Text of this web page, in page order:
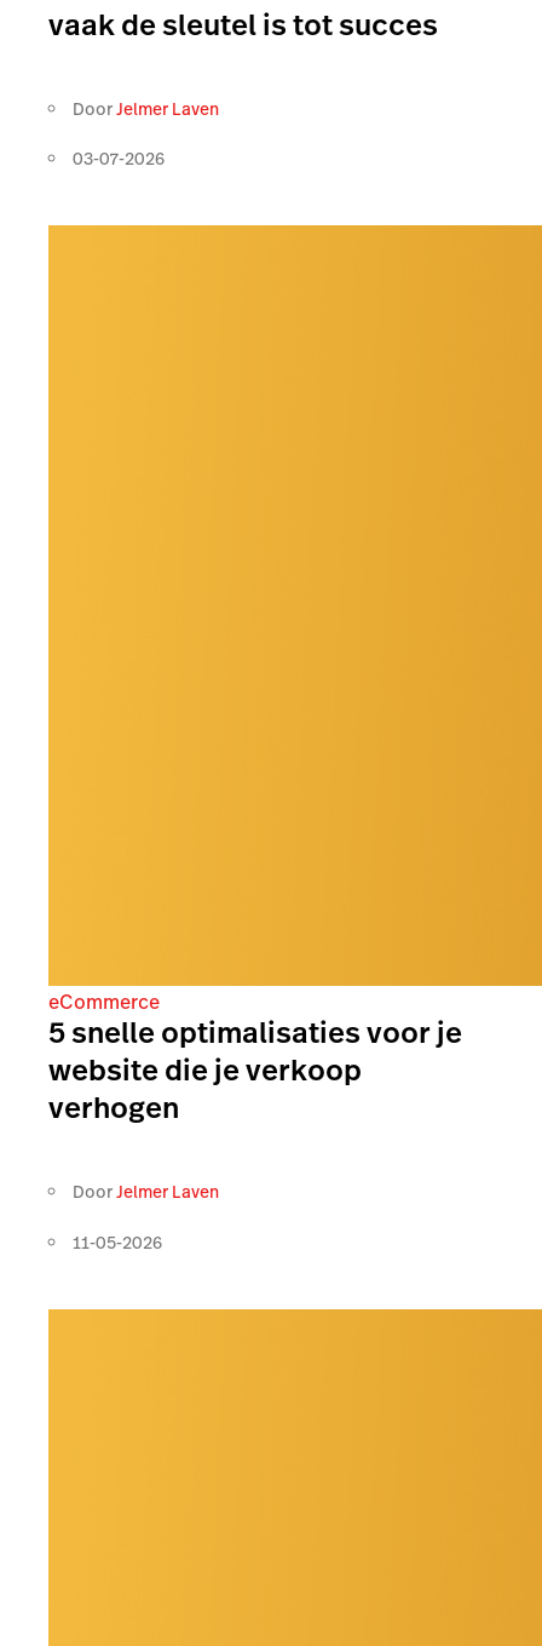
vaak de sleutel is tot succes
DoorJelmer Laven
03-07-2026
eCommerce
5 snelle optimalisaties voor je
website die je verkoop
verhogen
DoorJelmer Laven
11-05-2026